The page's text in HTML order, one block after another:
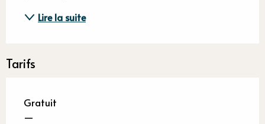
Lire la suite
Tarifs
Gratuit
—